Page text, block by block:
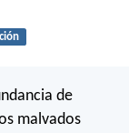
de
malvados